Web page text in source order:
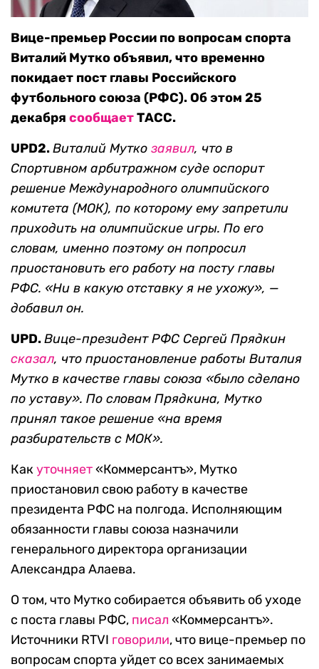
Вице-премьер России по вопросам спорта
Виталий Мутко объявил, что временно
покидает пост главы Российского
футбольного союза (РФС). Об этом 25
декабря сообщаетТАСС.
UPD2.Виталий Мутко заявил, что в
Спортивном арбитражном суде оспорит
решение Международного олимпийского
комитета (МОК), по которому ему запретили
приходить на олимпийские игры. По его
словам, именно поэтому он попросил
приостановить его работу на посту главы
РФС. «Ни в какую отставку я не ухожу», —
добавил он.
UPD.Вице-президент РФС Сергей Прядкин
сказал, что приостановление работы Виталия
Мутко в качестве главы союза «было сделано
по уставу». По словам Прядкина, Мутко
принял такое решение «на время
разбирательств с МОК».
Какуточняет«Коммерсантъ», Мутко
приостановил свою работу в качестве
президента РФС на полгода. Исполняющим
обязанности главы союза назначили
генерального директора организации
Александра Алаева.
О том, что Мутко собирается объявить об уходе
с поста главы РФС, писал «Коммерсантъ».
Источники RTVI говорили, что вице-премьер по
вопросам спорта уйдет со всех занимаемых